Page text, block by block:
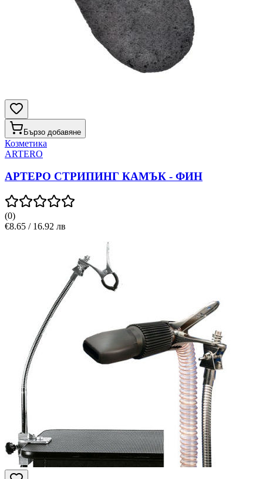
Бързо добавяне
Козметика
ARTERO
АРТЕРО СТРИПИНГ КАМЪК - ФИН
(0)
€8.65 / 16.92 лв